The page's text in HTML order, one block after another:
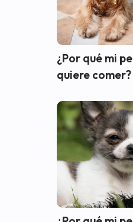
¿Por qué mi
quiere comer?